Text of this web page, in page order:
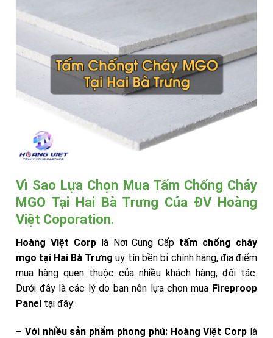
Vì Sao Lựa Chọn Mua Tấm Chống Cháy
MGO Tại Hai Bà Trưng Của ĐV Hoàng
Việt Coporation.
Hoàng Việt Corplà Nơi Cung Cấp tấm chống cháy
mgo tại Hai Bà Trưnguy tín bền bỉ chính hãng, địa điểm
mua hàng quen thuộc của nhiều khách hàng, đối tác.
Dưới đây là các lý do bạn nên lựa chọn mua Fireproop
Panel tại đây:
– Với nhiều sản phẩm phong phú: Hoàng Việt Corp là